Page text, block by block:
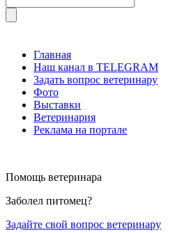
Главная
Наш канал в TELEGRAM
Задать вопрос ветеринару
Фото
Выставки
Ветеринария
Реклама на портале
Помощь ветеринара
Заболел питомец?
Задайте свой вопрос ветеринару